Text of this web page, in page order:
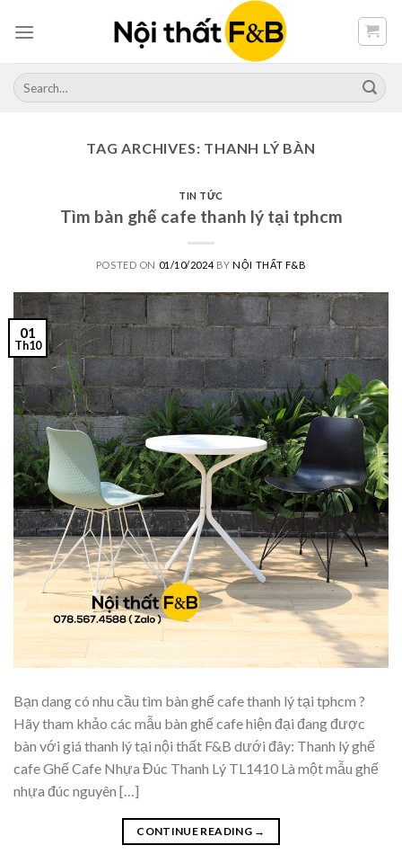
Search
for:
TAG ARCHIVES: THANH LÝ BÀN
TIN TỨC
Tìm bàn ghế cafe thanh lý tại tphcm
POSTED ON 01/10/2024BYNỘI THẤT F&B
01
Th10
Bạn dang có nhu cầu tìm bàn ghế cafe thanh lý tại tphcm ?
Hãy tham khảo các mẫu bàn ghế cafe hiện đại đang được
bàn với giá thanh lý tại nội thất F&B dưới đây: Thanh lý ghế
cafe Ghế Cafe Nhựa Đúc Thanh Lý TL1410 Là một mẫu ghế
nhựa đúc nguyên […]
CONTINUE READING →